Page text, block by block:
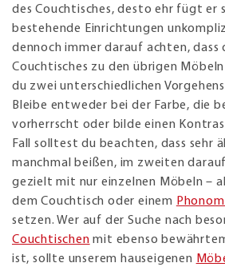
des Couchtisches, desto ehr fügt er
bestehende Einrichtungen
dennoch immer darauf achten, dass
Couchtisches zu den übrigen
du zwei unterschiedlichen
Bleibe entweder bei der Farbe, die
vorherrscht oder bilde einen
Fall solltest du beachten, dass sehr
manchmal beißen, im zweiten
gezielt mit nur einzelnen Möbeln –
dem Couchtisch oder einem
setzen. Wer auf der Suche nach
Couchtischen mit ebenso
ist, sollte unserem hauseigenen